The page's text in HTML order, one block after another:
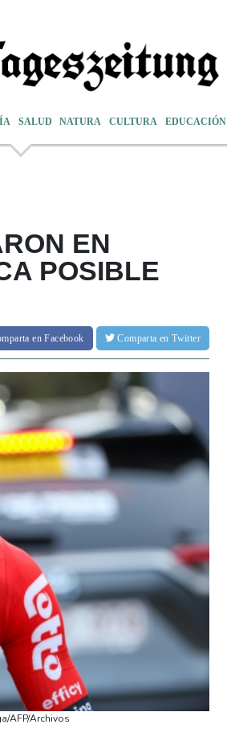
SALUD NATURA CULTURA EDUCACIÓN
EN
POSIBLE
en Facebook Comparta en Twitter
AFP/Archivos